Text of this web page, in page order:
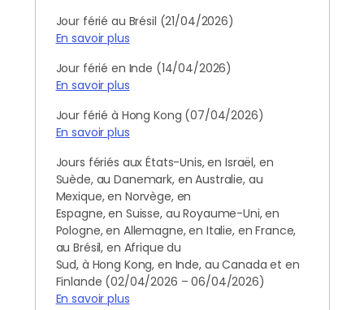
Jour férié au Brésil (21/04/2026)
En savoir plus
Jour férié en Inde (14/04/2026)
En savoir plus
Jour férié à Hong Kong (07/04/2026)
En savoir plus
Jours fériés aux États-Unis, en Israël, en
Suède, au Danemark, en Australie, au
Mexique, en Norvège, en
Espagne, en Suisse, au Royaume-Uni, en
Pologne, en Allemagne, en Italie, en France,
au Brésil, en Afrique du
Sud, à Hong Kong, en Inde, au Canada et en
Finlande (02/04/2026 – 06/04/2026)
En savoir plus